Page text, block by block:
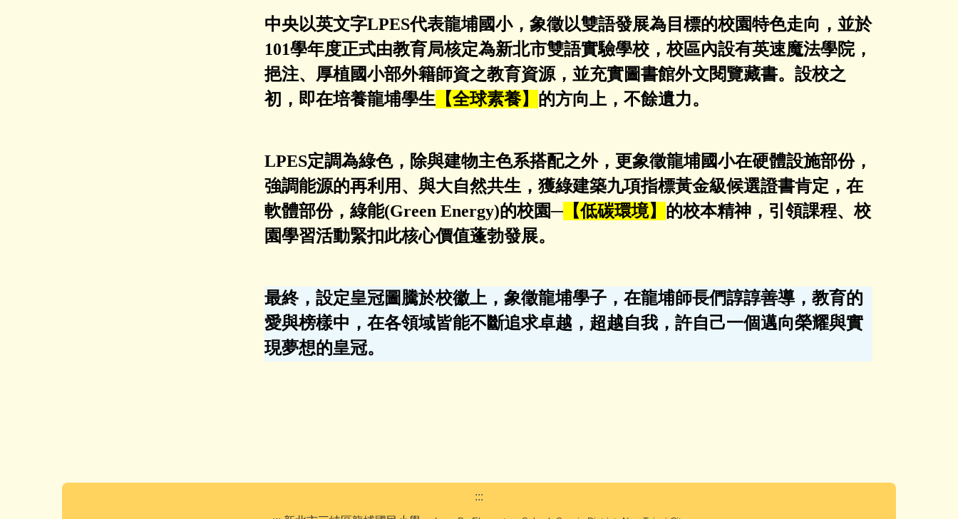
中央以英文字LPES代表龍埔國小，象徵以雙語發展為目標的校園特色走向，並於
101學年度正式由教育局核定為新北市雙語實驗學校，校區內設有英速魔法學院，
挹注、厚植國小部外籍師資之教育資源，並充實圖書館外文閱覽藏書。設校之
初，即在培養龍埔學生【全球素養】 的方向上，不餘遺力。
LPES定調為綠色，除與建物主色系搭配之外，更象徵龍埔國小在硬體設施部份，
強調能源的再利用、與大自然共生，獲綠建築九項指標黃金級候選證書肯定，在
軟體部份，綠能(Green Energy)的校園─【低碳環境】 的校本精神，引領課程、校
園學習活動緊扣此核心價值蓬勃發展。
最終，設定皇冠圖騰於校徽上，象徵龍埔學子，在龍埔師長們諄諄善導，教育的
愛與榜樣中，在各領域皆能不斷追求卓越，超越自我，許自己一個邁向榮耀與實
現夢想的皇冠。
:::